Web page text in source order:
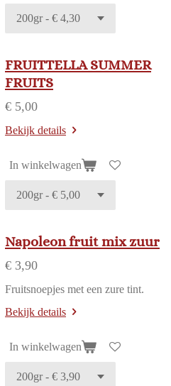
FRUITTELLA SUMMER
FRUITS
€ 5,00
Bekijk details
In winkelwagen
Napoleon fruit mix zuur
€ 3,90
Fruitsnoepjes met een zure tint.
Bekijk details
In winkelwagen